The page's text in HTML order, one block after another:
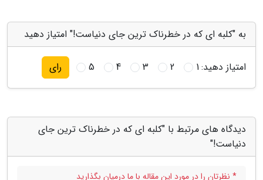
به "کلبه ای که در خطرناک ترین جای دنیاست!" امتیاز دهید
امتیاز دهید:1
2
3
4
5 رای
دیدگاه های مرتبط با "کلبه ای که در خطرناک ترین جای
دنیاست!"
* نظرتان را در مورد این مقاله با ما درمیان بگذارید